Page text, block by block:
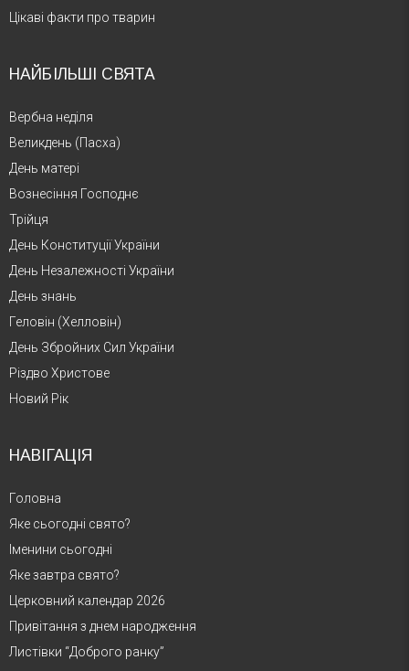
Цікаві факти про тварин
НАЙБІЛЬШІ СВЯТА
Вербна неділя
Великдень (Пасха)
День матері
Вознесіння Господнє
Трійця
День Конституції України
День Незалежності України
День знань
Геловін (Хелловін)
День Збройних Сил України
Різдво Христове
Новий Рік
НАВІГАЦІЯ
Головна
Яке сьогодні свято?
Іменини сьогодні
Яке завтра свято?
Церковний календар 2026
Привітання з днем народження
Листівки “Доброго ранку”